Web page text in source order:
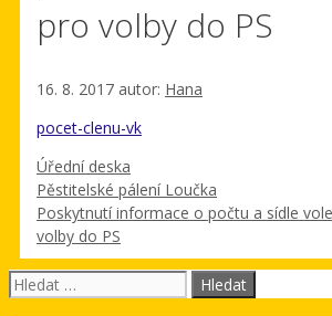
pro volby do PS
16. 8. 2017 autor: Hana
pocet-clenu-vk
Rubriky
Úřední deska
Pěstitelské pálení Loučka
Poskytnutí informace o počtu a sídle
volby do PS
Hledat: